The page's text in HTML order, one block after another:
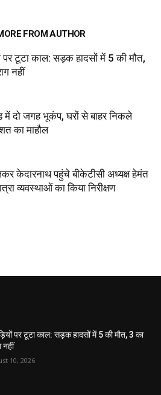
FROM AUTHOR
पर टूटा काल: सड़क हादसों में 5 की मौत,
नहीं
में दो जगह भूकंप, घरों से बाहर निकले
का माहौल
केदारनाथ पहुंचे बीकेटीसी अध्यक्ष हेमंत
व्यवस्थाओं का किया निरीक्षण
पर टूटा काल: सड़क हादसों में 5 की मौत, 3 का
नहीं
10, 2026